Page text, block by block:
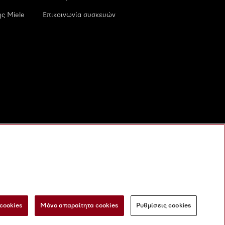
Miele Επικοινωνία συσκευών
ψηφιακές υπηρεσίες Φόρμα Υπαναχώρησης
Μόνο απαραίτητα cookies Ρυθμίσεις cookies